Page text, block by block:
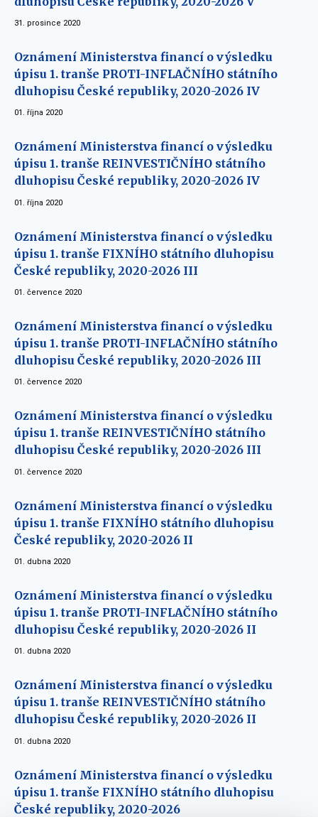
31. prosince 2020
Oznámení Ministerstva financí o výsledku
úpisu 1. tranše PROTI-INFLAČNÍHO státního
dluhopisu České republiky, 2020-2026 IV
01. října 2020
Oznámení Ministerstva financí o výsledku
úpisu 1. tranše REINVESTIČNÍHO státního
dluhopisu České republiky, 2020-2026 IV
01. října 2020
Oznámení Ministerstva financí o výsledku
úpisu 1. tranše FIXNÍHO státního dluhopisu
České republiky, 2020-2026 III
01. července 2020
Oznámení Ministerstva financí o výsledku
úpisu 1. tranše PROTI-INFLAČNÍHO státního
dluhopisu České republiky, 2020-2026 III
01. července 2020
Oznámení Ministerstva financí o výsledku
úpisu 1. tranše REINVESTIČNÍHO státního
dluhopisu České republiky, 2020-2026 III
01. července 2020
Oznámení Ministerstva financí o výsledku
úpisu 1. tranše FIXNÍHO státního dluhopisu
České republiky, 2020-2026 II
01. dubna 2020
Oznámení Ministerstva financí o výsledku
úpisu 1. tranše PROTI-INFLAČNÍHO státního
dluhopisu České republiky, 2020-2026 II
01. dubna 2020
Oznámení Ministerstva financí o výsledku
úpisu 1. tranše REINVESTIČNÍHO státního
dluhopisu České republiky, 2020-2026 II
01. dubna 2020
Oznámení Ministerstva financí o výsledku
úpisu 1. tranše FIXNÍHO státního dluhopisu
České republiky, 2020-2026